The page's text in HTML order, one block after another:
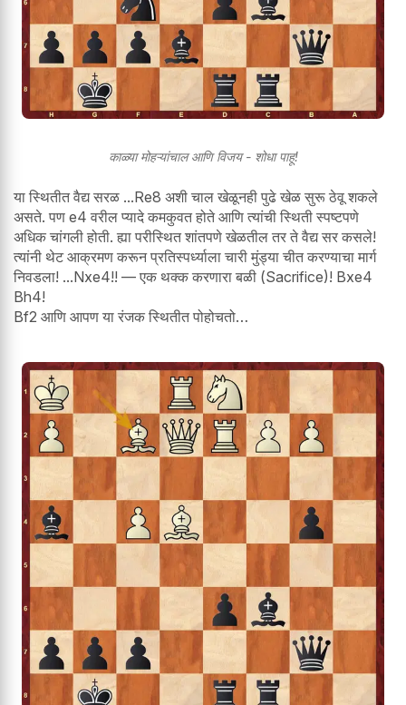
काळ्या मोहऱ्यांचाल आणि विजय - शोधा पाहू!
या स्थितीत वैद्य सरळ ...Re8 अशी चाल खेळूनही पुढे खेळ सुरू ठेवू शकले
असते. पण e4 वरील प्यादे कमकुवत होते आणि त्यांची स्थिती स्पष्टपणे
अधिक चांगली होती. ह्या परीस्थित शांतपणे खेळतील तर ते वैद्य सर कसले!
त्यांनी थेट आक्रमण करून प्रतिस्पर्ध्याला चारी मुंड्या चीत करण्याचा मार्ग
निवडला! ...Nxe4!! — एक थक्क करणारा बळी (Sacrifice)! Bxe4
Bh4!
Bf2 आणि आपण या रंजक स्थितीत पोहोचतो…